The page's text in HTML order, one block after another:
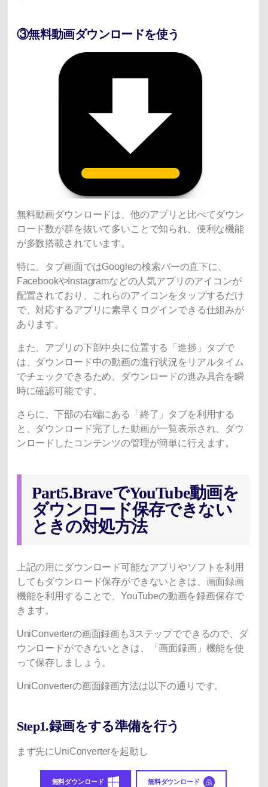
③無料動画ダウンロードを使う
無料動画ダウンロードは、他のアプリと比べてダウン
ロード数が群を抜いて多いことで知られ、便利な機能
が多数搭載されています。
特に、タブ画面ではGoogleの検索バーの直下に、
FacebookやInstagramなどの人気アプリのアイコンが
配置されており、これらのアイコンをタップするだけ
で、対応するアプリに素早くログインできる仕組みが
あります。
また、アプリの下部中央に位置する「進捗」タブで
は、ダウンロード中の動画の進行状況をリアルタイム
でチェックできるため、ダウンロードの進み具合を瞬
時に確認可能です。
さらに、下部の右端にある「終了」タブを利用する
と、ダウンロード完了した動画が一覧表示され、ダウ
ンロードしたコンテンツの管理が簡単に行えます。
Part5.BraveでYouTube動画を
ダウンロード保存できない
ときの対処方法
上記の用にダウンロード可能なアプリやソフトを利用
してもダウンロード保存ができないときは、画面録画
機能を利用することで、YouTubeの動画を録画保存で
きます。
UniConverterの画面録画も3ステップでできるので、ダ
ウンロードができないときは、「画面録画」機能を使
って保存しましょう。
UniConverterの画面録画方法は以下の通りです。
Step1.録画をする準備を行う
まず先にUniConverterを起動し
無料ダウンロード 無料ダウンロード